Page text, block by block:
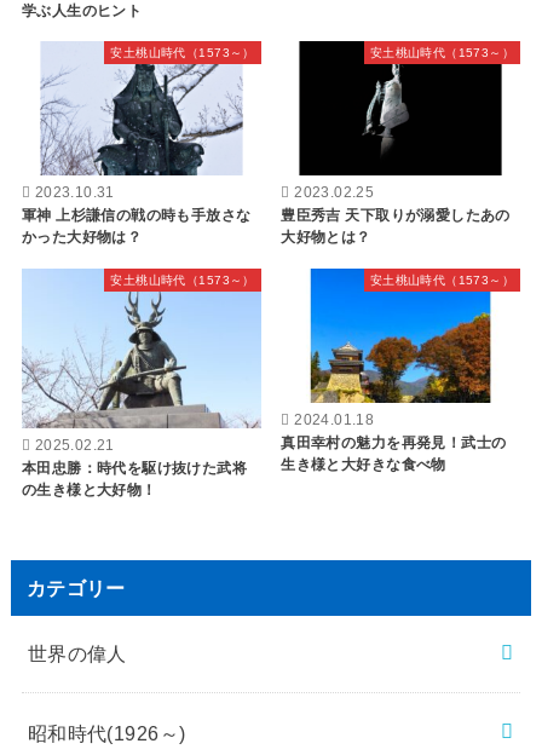
学ぶ人生のヒント
安土桃山時代（1573～）
2023.10.31
軍神 上杉謙信の戦の時も手放さな
かった大好物は？
安土桃山時代（1573～）
2023.02.25
豊臣秀吉 天下取りが溺愛したあの
大好物とは？
安土桃山時代（1573～）
2025.02.21
本田忠勝：時代を駆け抜けた武将
の生き様と大好物！
安土桃山時代（1573～）
2024.01.18
真田幸村の魅力を再発見！武士の
生き様と大好きな食べ物
カテゴリー
世界の偉人
昭和時代(1926～)